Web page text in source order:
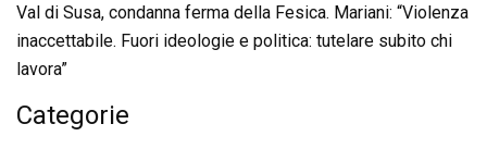
Val di Susa, condanna ferma della Fesica. Mariani: “Violenza
inaccettabile. Fuori ideologie e politica: tutelare subito chi
lavora”
Categorie